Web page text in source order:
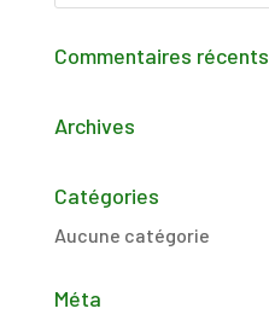
Commentaires récents
Archives
Catégories
Aucune catégorie
Méta